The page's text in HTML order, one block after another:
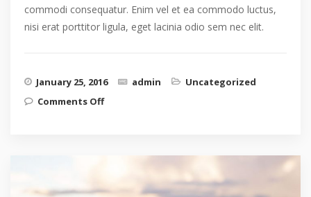
commodi consequatur. Enim vel et ea commodo luctus,
nisi erat porttitor ligula, eget lacinia odio sem nec elit.
January 25, 2016 admin
Uncategorized
Comments Offon Technology upgraded